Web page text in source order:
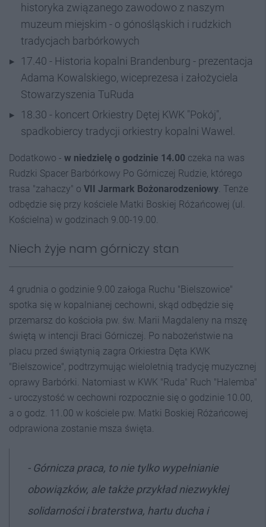
historyka związanego zawodowo z naszym
muzeum miejskim - o gónośląskich i rudzkich
tradycjach barbórkowych
17.40 - Historia kopalni Brandenburg - prezentacja
Adama Kowalskiego, wiceprezesa i założyciela
Stowarzyszenia TuRuda
18.30 - koncert Orkiestry Dętej KWK "Pokój",
spadkobiercy tradycji orkiestry kopalni Wawel.
Dodatkowo - w niedzielę o godzinie 14.00 czeka na was
Rudzki Spacer Barbórkowy Po Górniczej Rudzie, którego
trasa "zahaczy" o VII Jarmark Bożonarodzeniowy . Tenże
odbędzie się przy kościele Matki Boskiej Różańcowej (ul.
Kościelna) w godzinach 9.00-19.00.
Niech żyje nam górniczy stan
4 grudnia o godzinie 9.00 załoga Ruchu "Bielszowice"
spotka się w kopalnianej cechowni, skąd odbędzie się
przemarsz do kościoła pw. św. Marii Magdaleny na mszę
świętą w intencji Braci Górniczej. Po nabożeństwie na
placu przed świątynią zagra Orkiestra Dęta KWK
"Bielszowice", podtrzymując wieloletnią tradycję muzycznej
oprawy Barbórki. Natomiast w KWK "Ruda" Ruch "Halemba"
- uroczystość w cechowni rozpocznie się o godzinie 10.00,
a o godz. 11.00 w kościele pw. Matki Boskiej Różańcowej
odprawiona zostanie msza święta.
- Górnicza praca, to nie tylko wypełnianie
obowiązków, ale także przykład niezwykłej
solidarności i braterstwa, hartu ducha i